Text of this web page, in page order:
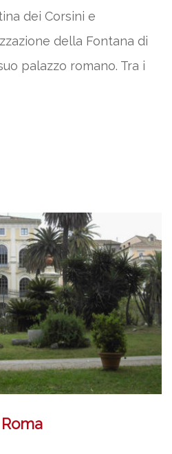
dei Corsini e
della Fontana di
palazzo romano. Tra i